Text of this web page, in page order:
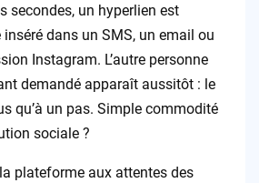
secondes, un hyperlien est
inséré dans un SMS, un email ou
Instagram. L’autre personne
demandé apparaît aussitôt : le
qu’à un pas. Simple commodité
sociale ?
plateforme aux attentes des